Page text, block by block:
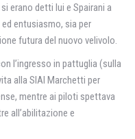
erano detti lui e Spairani a
entusiasmo, sia per
futura del nuovo velivolo.
l’ingresso in pattuglia (sulla
alla SIAI Marchetti per
mentre ai piloti spettava
all’abilitazione e